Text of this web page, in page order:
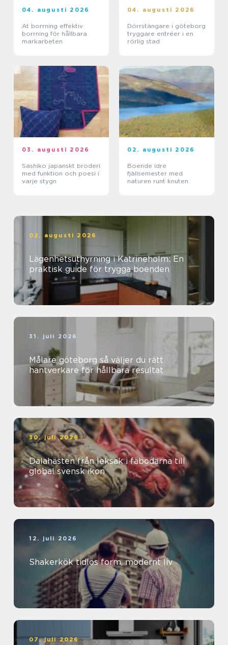
04. augusti 2026
At borrning effektiv
borrning för hållbara
markarbeten
04. augusti 2026
Dörrstängare i göteborg
tryggare entréer i en
rörlig stad
03. augusti 2026
Sashiko japanskt broderi
med funktion och poesi i
varje stygn
02. augusti 2026
Boende idre
fjällsemester med
naturen runt knuten
02. augusti 2026
Lägenhetsuthyrning i Katrineholm: En
praktisk guide för trygga boenden
31. juli 2026
Målare göteborg så väljer du rätt
hantverkare för hållbara resultat
30. juli 2026
Dalahästen från leksak i fäbodarna till
global svensk ikon
12. juli 2026
Shakerkök tidlös form, modernt liv
07. juli 2026